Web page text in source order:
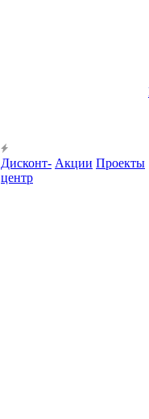
Дисконт-
центр
Акции Проекты